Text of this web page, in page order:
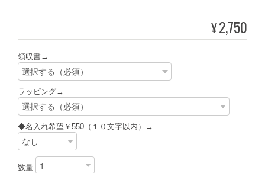
¥2,750
領収書→
ラッピング→
◆名入れ希望￥550（１０文字以内）→
数量